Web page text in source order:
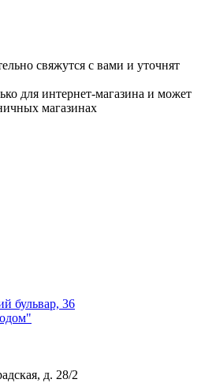
свяжутся с вами и уточнят
для интернет-магазина и может
магазинах
бульвар, 36
д. 28/2